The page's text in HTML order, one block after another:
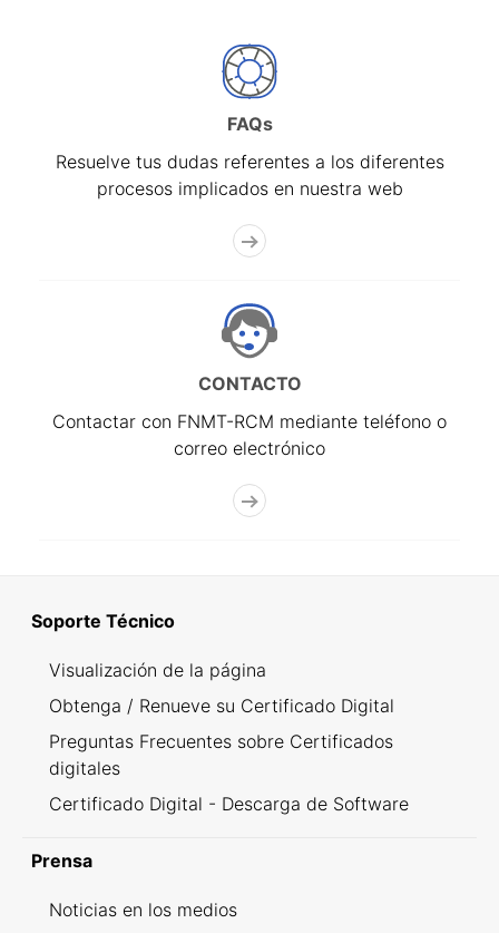
FAQs
Resuelve tus dudas referentes a los diferentes
procesos implicados en nuestra web
CONTACTO
Contactar con FNMT-RCM mediante teléfono o
correo electrónico
Soporte Técnico
Visualización de la página
Obtenga / Renueve su Certificado Digital
Preguntas Frecuentes sobre Certificados
digitales
Certificado Digital - Descarga de Software
Prensa
Noticias en los medios